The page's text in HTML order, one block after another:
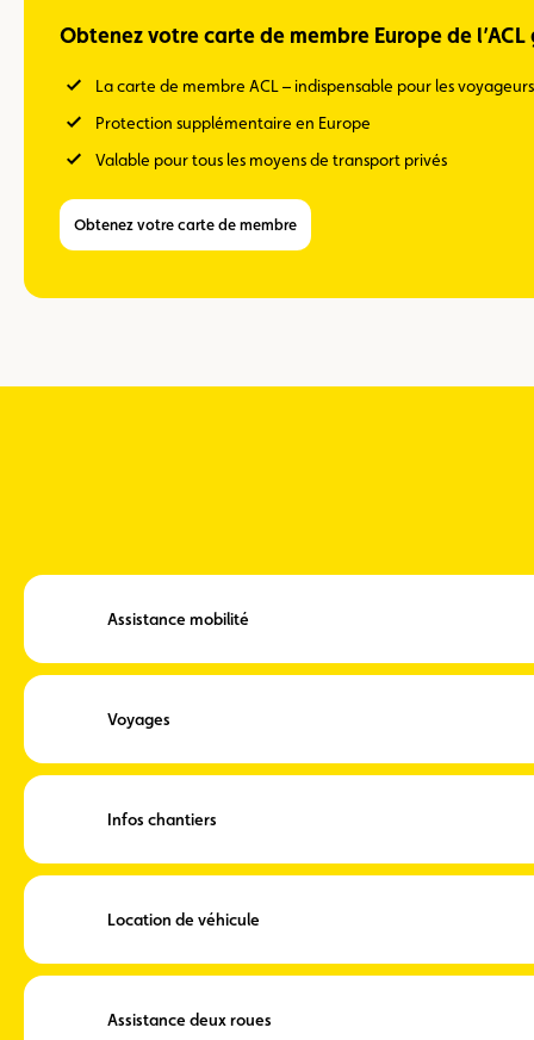
Obtenez votre carte de membre Europe de
La carte de membre ACL – indispensable pour les
Protection supplémentaire en Europe
Valable pour tous les moyens de transport privés
Obtenez votre carte de membre
Assistance mobilité
Voyages
Infos chantiers
Location de véhicule
Assistance deux roues